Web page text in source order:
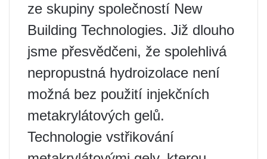
ze skupiny společností New
Building Technologies. Již dlouho
jsme přesvědčeni, že spolehlivá
nepropustná hydroizolace není
možná bez použití injekčních
metakrylátových gelů.
Technologie vstřikování